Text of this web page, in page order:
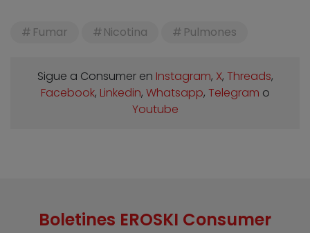
Fumar Nicotina Pulmones
Sigue a Consumer en Instagram, X, Threads,
Facebook, Linkedin, Whatsapp, Telegram o
Youtube
Boletines EROSKI Consumer